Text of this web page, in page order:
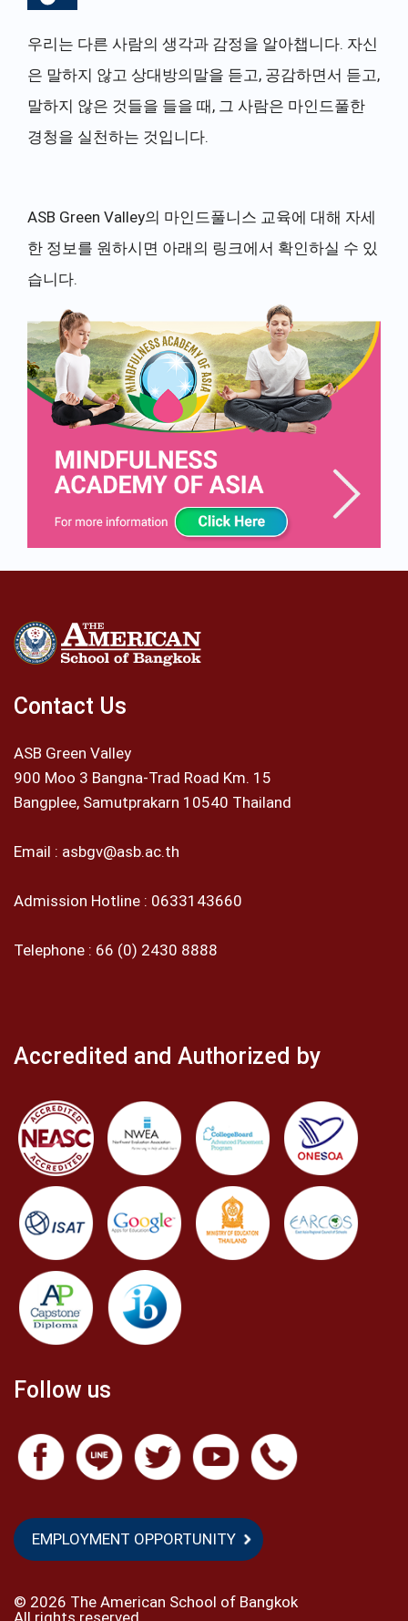
우리는 다른 사람의 생각과 감정을 알아챕니다. 자신
은 말하지 않고 상대방의말을 듣고, 공감하면서 듣고,
말하지 않은 것들을 들을 때, 그 사람은 마인드풀한
경청을 실천하는 것입니다.
ASB Green Valley의 마인드풀니스 교육에 대해 자세
한 정보를 원하시면 아래의 링크에서 확인하실 수 있
습니다.
Contact Us
ASB Green Valley
900 Moo 3 Bangna-Trad Road Km. 15
Bangplee, Samutprakarn 10540 Thailand
Email : asbgv@asb.ac.th
Admission Hotline : 0633143660
Telephone : 66 (0) 2430 8888
Accredited and Authorized by
Follow us
EMPLOYMENT OPPORTUNITY
© 2026 The American School of Bangkok
All rights reserved